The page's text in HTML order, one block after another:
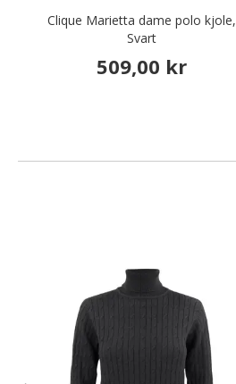
Clique Marietta dame polo kjole,
Svart
509,00 kr